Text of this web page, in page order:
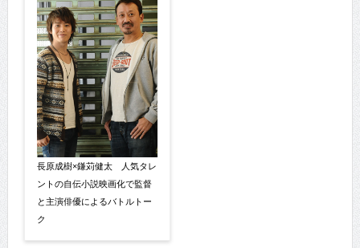
長原成樹×鎌苅健太 人気タレ
ントの自伝小説映画化で監督
と主演俳優によるバトルトー
ク